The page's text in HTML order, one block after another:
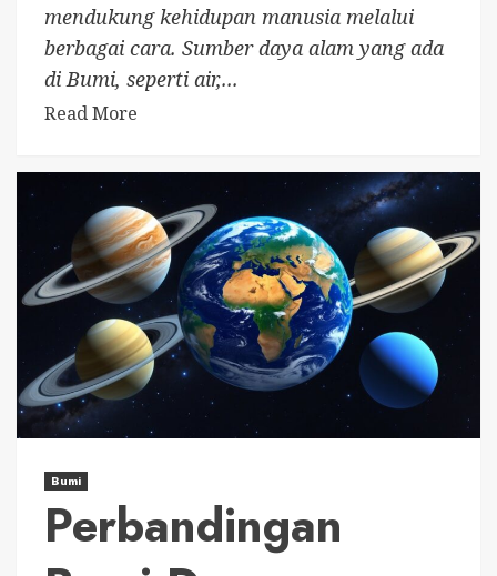
mendukung kehidupan manusia melalui
berbagai cara. Sumber daya alam yang ada
di Bumi, seperti air,...
Read More
Bumi
Perbandingan